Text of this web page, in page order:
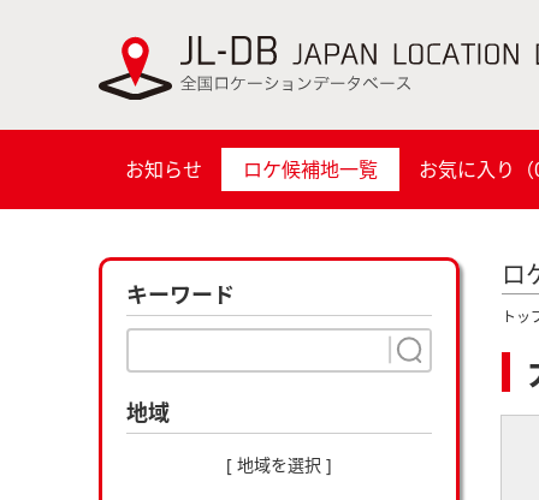
お知らせ ロケ候補地一覧 お気に入り（
キーワード
地域
[ 地域を選択 ]
ロ
トッ